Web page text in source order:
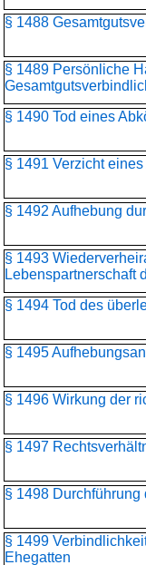
§ 1488
§ 1489 Persönliche
§ 1490 Tod eines
§ 1491 Verzicht
§ 1492 Aufhebung
§ 1493
Lebenspartnerschaft
§ 1494 Tod des
§ 1495
§ 1496 Wirkung der
§ 1497
§ 1498 Durchführung
§ 1499
Ehegatten